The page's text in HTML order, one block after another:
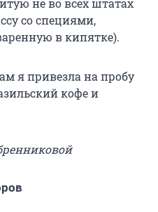
не во всех штатах
со специями,
в кипятке).
я привезла на пробу
кофе и